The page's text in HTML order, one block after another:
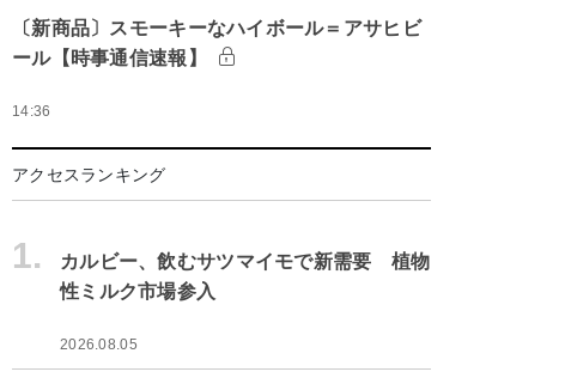
〔新商品〕スモーキーなハイボール＝アサヒビ
ール【時事通信速報】
14:36
アクセスランキング
1.
カルビー、飲むサツマイモで新需要 植物
性ミルク市場参入
2026.08.05